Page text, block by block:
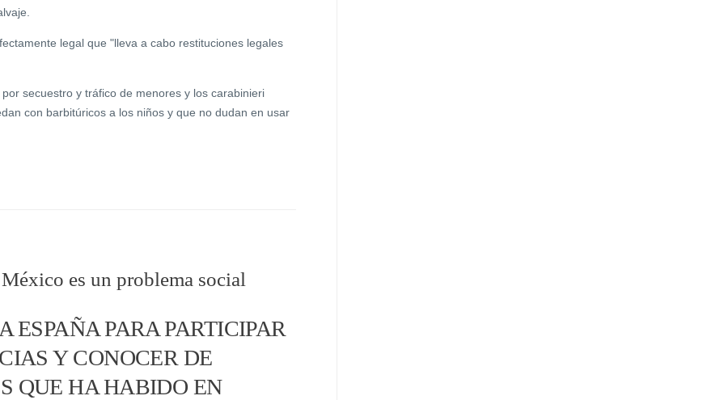
legal que "lleva a cabo restituciones legales
secuestro y tráfico de menores y los carabinieri
con barbitúricos a los niños y que no dudan en usar
es un problema social
PARA PARTICIPAR
Y CONOCER DE
QUE HA HABIDO EN